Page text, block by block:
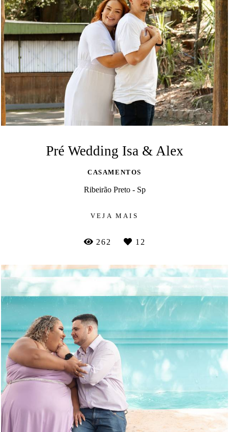
Pré Wedding Isa & Alex
CASAMENTOS
Ribeirão Preto - Sp
VEJA MAIS
262 12